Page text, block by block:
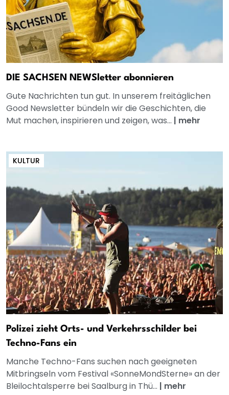
DIE SACHSEN NEWSletter abonnieren
Gute Nachrichten tun gut. In unserem freitäglichen
Good Newsletter bündeln wir die Geschichten, die
Mut machen, inspirieren und zeigen, was... | mehr
KULTUR
Polizei zieht Orts- und Verkehrsschilder bei
Techno-Fans ein
Manche Techno-Fans suchen nach geeigneten
Mitbringseln vom Festival «SonneMondSterne» an der
Bleilochtalsperre bei Saalburg in Thü... | mehr